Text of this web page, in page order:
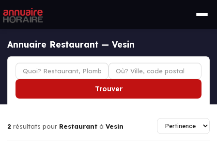
Annuaire Restaurant — Vesin
Trouver
2 résultats pour Restaurant à Vesin